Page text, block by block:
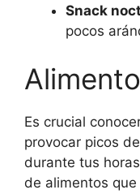
Snack
pocos
Es crucial
provocar picos
durante tus
de alimentos